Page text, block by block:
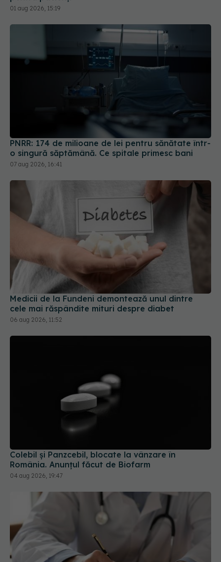
PNRR: 174 de milioane de lei pentru sănătate într-
o singură săptămână. Ce spitale primesc bani
Medicii de la Fundeni demontează unul dintre
cele mai răspândite mituri despre diabet
06 aug 2026, 11:52
România. Anunțul făcut de Biofarm